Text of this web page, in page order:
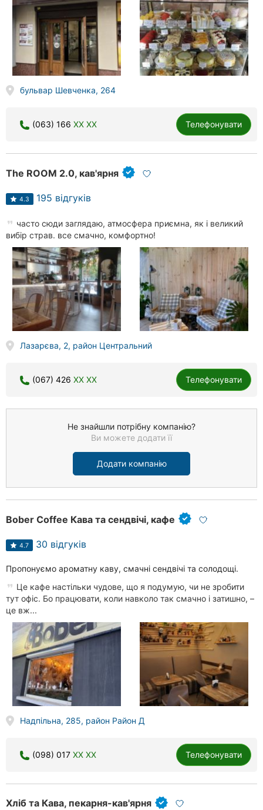
бульвар Шевченка, 264
(063) 166 XX XX Телефонувати
The ROOM 2.0, кав'ярня
4.3 195 відгуків
часто сюди заглядаю, атмосфера приємна, як і великий
вибір страв. все смачно, комфортно!
Лазарєва, 2, район Центральний
(067) 426 XX XX Телефонувати
Не знайшли потрібну компанію?
Ви можете додати її
Додати компанію
Bober Coffee Кава та сендвічі, кафе
4.7 30 відгуків
Пропонуємо ароматну каву, смачні сендвічі та солодощі.
Це кафе настільки чудове, що я подумую, чи не зробити
тут офіс. Бо працювати, коли навколо так смачно і затишно, –
це вж...
Надпільна, 285, район Район Д
(098) 017 XX XX Телефонувати
Хліб та Кава, пекарня-кав'ярня